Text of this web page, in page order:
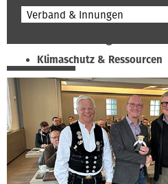
Verband & Innungen
Klimaschutz & Ressourcen
Normen & Fachregeln
Prävention & Arbeitsschutz
Recht & Wirtschaft
Soziales & Tarifpolitik
Verband & Innungen
Interviews